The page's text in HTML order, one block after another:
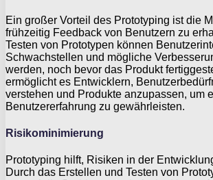
Ein großer Vorteil des Prototyping ist die
frühzeitig Feedback von Benutzern zu
Testen von Prototypen können
Schwachstellen und mögliche
werden, noch bevor das Produkt
ermöglicht es Entwicklern,
verstehen und Produkte anzupassen, um
Benutzererfahrung zu gewährleisten.
Risikominimierung
Prototyping hilft, Risiken in der
Durch das Erstellen und Testen von